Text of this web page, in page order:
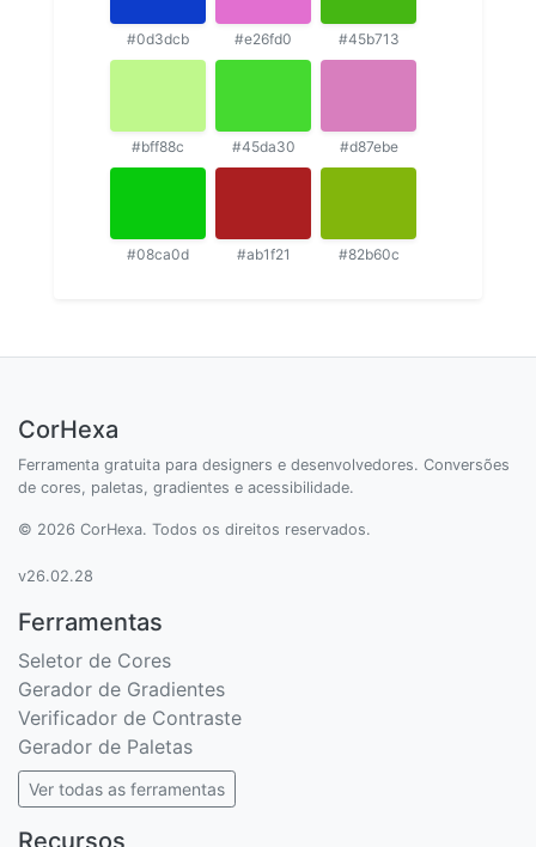
#0d3dcb #e26fd0 #45b713
#bff88c #45da30 #d87ebe
#08ca0d #ab1f21 #82b60c
CorHexa
Ferramenta gratuita para designers e desenvolvedores. Conversões
de cores, paletas, gradientes e acessibilidade.
© 2026 CorHexa. Todos os direitos reservados.
v26.02.28
Ferramentas
Seletor de Cores
Gerador de Gradientes
Verificador de Contraste
Gerador de Paletas
Ver todas as ferramentas
Recursos